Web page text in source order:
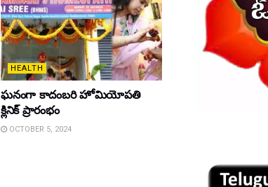
HEALTH
ఘ‌నంగా కాదంబ‌రి హోమియోపతి
క్లినిక్ ప్రారంభం
OCTOBER 5, 2024